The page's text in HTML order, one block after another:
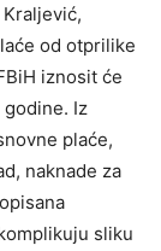
od otprilike
iznosit će
godine. Iz
plaće,
naknade za
sliku